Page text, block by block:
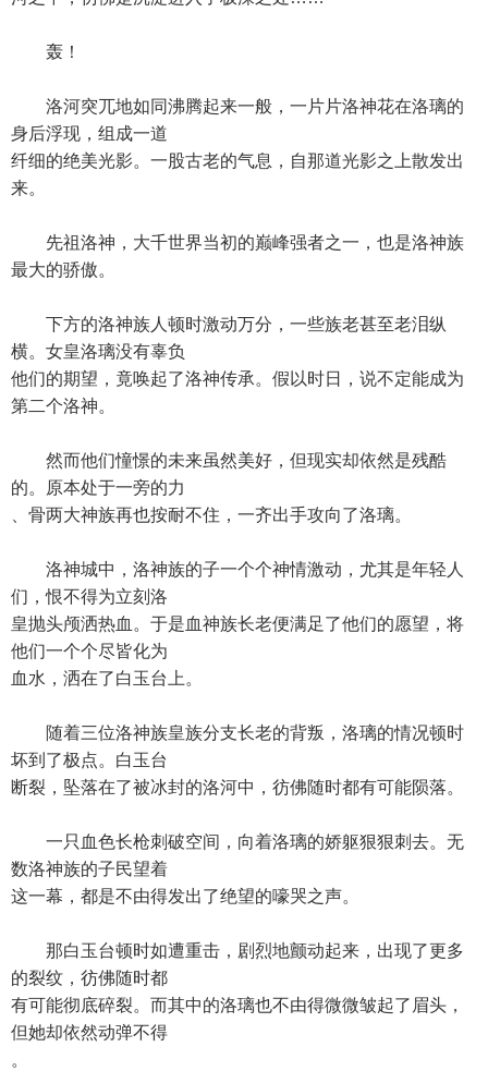
轰！
洛河突兀地如同沸腾起来一般，一片片洛神花在洛璃的
身后浮现，组成一道
纤细的绝美光影。一股古老的气息，自那道光影之上散发出
来。
先祖洛神，大千世界当初的巅峰强者之一，也是洛神族
最大的骄傲。
下方的洛神族人顿时激动万分，一些族老甚至老泪纵
横。女皇洛璃没有辜负
他们的期望，竟唤起了洛神传承。假以时日，说不定能成为
第二个洛神。
然而他们憧憬的未来虽然美好，但现实却依然是残酷
的。原本处于一旁的力
、骨两大神族再也按耐不住，一齐出手攻向了洛璃。
洛神城中，洛神族的子一个个神情激动，尤其是年轻人
们，恨不得为立刻洛
皇抛头颅洒热血。于是血神族长老便满足了他们的愿望，将
他们一个个尽皆化为
血水，洒在了白玉台上。
随着三位洛神族皇族分支长老的背叛，洛璃的情况顿时
坏到了极点。白玉台
断裂，坠落在了被冰封的洛河中，彷佛随时都有可能陨落。
一只血色长枪刺破空间，向着洛璃的娇躯狠狠刺去。无
数洛神族的子民望着
这一幕，都是不由得发出了绝望的嚎哭之声。
那白玉台顿时如遭重击，剧烈地颤动起来，出现了更多
的裂纹，彷佛随时都
有可能彻底碎裂。而其中的洛璃也不由得微微皱起了眉头，
但她却依然动弹不得
。